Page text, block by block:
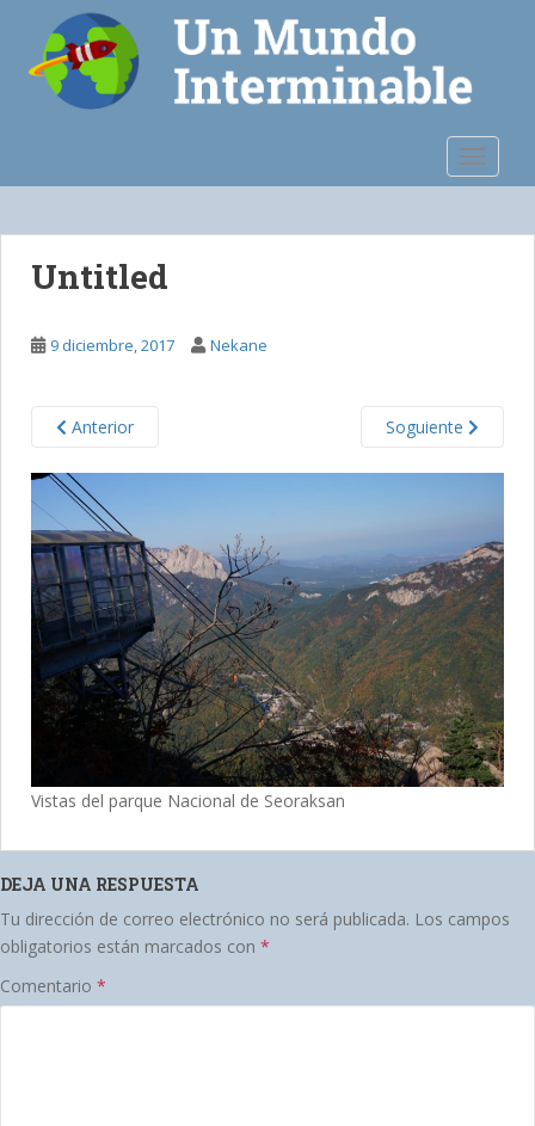
i
Untitled
9 diciembre, 2017 Nekane
Anterior Soguiente
Vistas del parque Nacional de Seoraksan
DEJA UNA RESPUESTA
Tu dirección de correo electrónico no será publicada. Los campos
obligatorios están marcados con *
Comentario *